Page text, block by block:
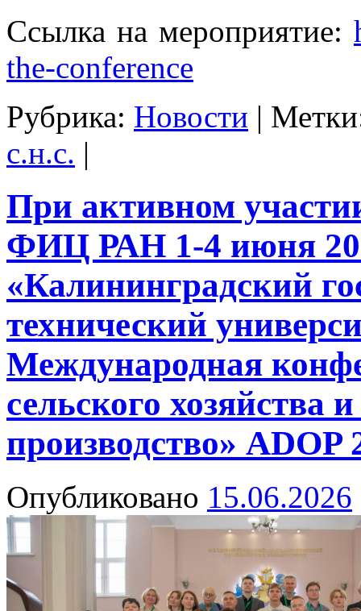
Ссылка на мероприятие:
the-conference
Рубрика: Новости |
с.н.с. |
При активном
ФИЦ РАН 1-4 июня
«Калининградский
технический
Международная
сельского хозяйства
производство» ADOP
Опубликовано 15.06.2026